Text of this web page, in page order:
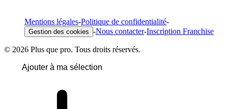
Mentions légales-Politique de confidentialité-
Gestion des cookies -Nous contacter-Inscription Franchise
© 2026 Plus que pro. Tous droits réservés.
Ajouter à ma sélection